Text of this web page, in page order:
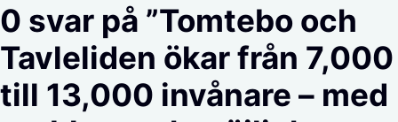
0 svar på ”Tomtebo och
Tavleliden ökar från 7,000
till 13,000 invånare – med